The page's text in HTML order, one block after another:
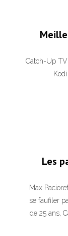
Catch-Up
Les
Max
se faufiler
de 25 ans,